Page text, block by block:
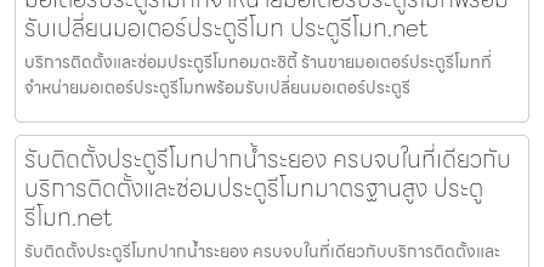
รับเปลี่ยนมอเตอร์ประตูรีโมท ประตูรีโมท.net
บริการติดตั้งและซ่อมประตูรีโมทอมตะซิตี้ ร้านขายมอเตอร์ประตูรีโมทที่
จำหน่ายมอเตอร์ประตูรีโมทพร้อมรับเปลี่ยนมอเตอร์ประตูรี
รับติดตั้งประตูรีโมทปากน้ำระยอง ครบจบในที่เดียวกับ
บริการติดตั้งและซ่อมประตูรีโมทมาตรฐานสูง ประตู
รีโมท.net
รับติดตั้งประตูรีโมทปากน้ำระยอง ครบจบในที่เดียวกับบริการติดตั้งและ